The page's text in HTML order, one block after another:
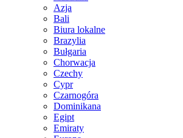
Azja
Bali
Biura lokalne
Brazylia
Bułgaria
Chorwacja
Czechy
Cypr
Czarnogóra
Dominikana
Egipt
Emiraty